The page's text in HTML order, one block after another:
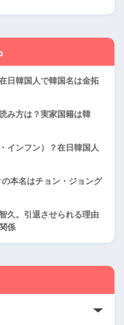
日韓国人で韓国名は金拓
み方は？実家国籍は韓
インフン）？在日韓国人
本名はチョン・ジョング
久。引退させられる理由
係